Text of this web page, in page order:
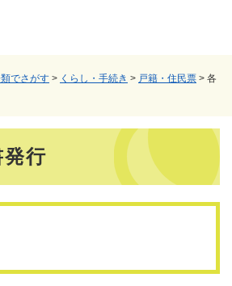
でさがす > くらし・手続き > 戸籍・住民票 > 各
行